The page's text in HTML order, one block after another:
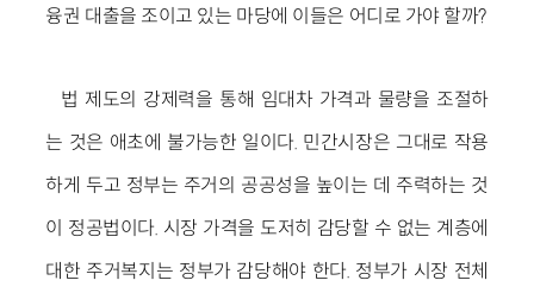
융권 대출을 조이고 있는 마당에 이들은 어디로 가야 할까?
법 제도의 강제력을 통해 임대차 가격과 물량을 조절하
는 것은 애초에 불가능한 일이다. 민간시장은 그대로 작용
하게 두고 정부는 주거의 공공성을 높이는 데 주력하는 것
이 정공법이다. 시장 가격을 도저히 감당할 수 없는 계층에
대한 주거복지는 정부가 감당해야 한다. 정부가 시장 전체